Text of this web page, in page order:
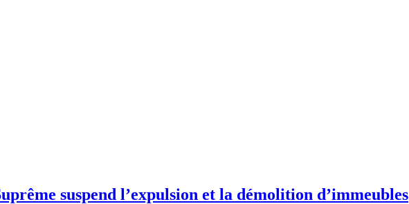
suspend l’expulsion et la démolition d’immeubles